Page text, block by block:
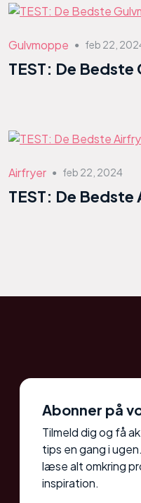
Gulvmoppe ● feb 22,
TEST: De
Airfryer ● feb 22, 2024
TEST: De
Abonner på
Tilmeld dig og få
tips en gang i
læse alt omkring
inspiration.